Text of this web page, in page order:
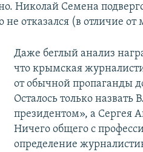
Николай Семена
не отказался (в отличие
Даже беглый анализ
что крымская
от обычной пропаганды
Осталось только
президентом», а Сергея
Ничего общего с
определение